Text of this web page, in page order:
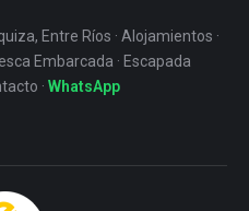
Entre Ríos · Alojamientos ·
Embarcada · Escapada
· WhatsApp